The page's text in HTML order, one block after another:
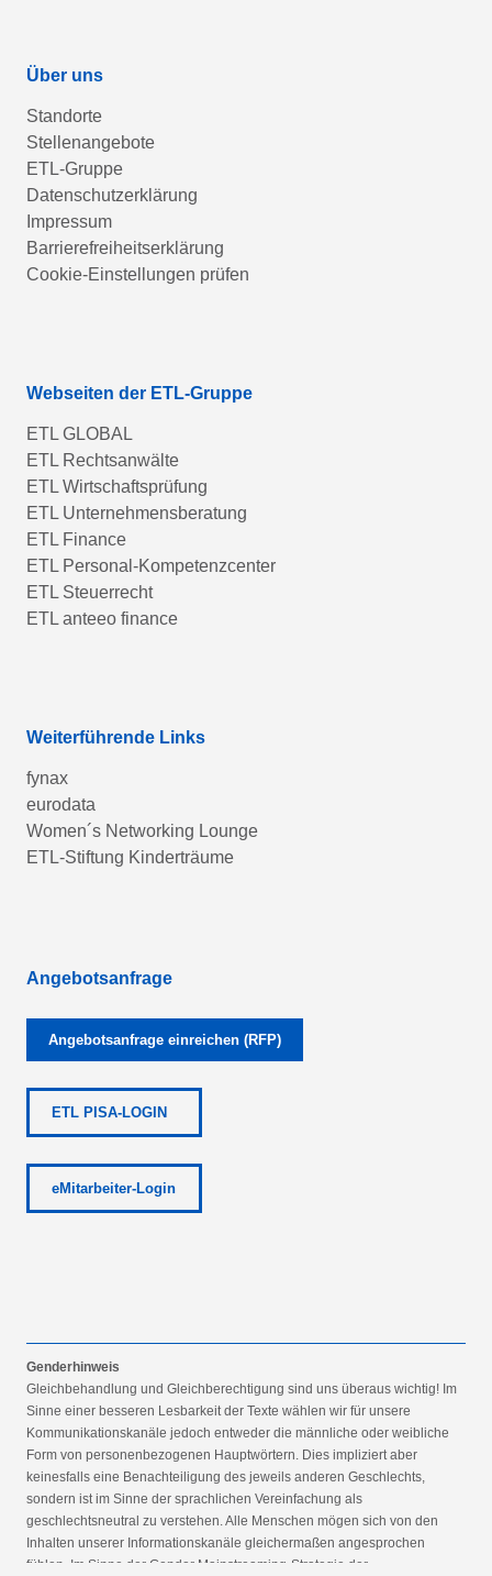
Über uns
Standorte
Stellenangebote
ETL-Gruppe
Datenschutzerklärung
Impressum
Barrierefreiheitserklärung
Cookie-Einstellungen prüfen
Webseiten der ETL-Gruppe
ETL GLOBAL
ETL Rechtsanwälte
ETL Wirtschaftsprüfung
ETL Unternehmensberatung
ETL Finance
ETL Personal-Kompetenzcenter
ETL Steuerrecht
ETL anteeo finance
Weiterführende Links
fynax
eurodata
Women´s Networking Lounge
ETL-Stiftung Kinderträume
Angebotsanfrage
Angebotsanfrage einreichen (RFP)
ETL PISA-LOGIN
eMitarbeiter-Login
Genderhinweis
Gleichbehandlung und Gleichberechtigung sind uns überaus wichtig! Im
Sinne einer besseren Lesbarkeit der Texte wählen wir für unsere
Kommunikationskanäle jedoch entweder die männliche oder weibliche
Form von personenbezogenen Hauptwörtern. Dies impliziert aber
keinesfalls eine Benachteiligung des jeweils anderen Geschlechts,
sondern ist im Sinne der sprachlichen Vereinfachung als
geschlechtsneutral zu verstehen. Alle Menschen mögen sich von den
Inhalten unserer Informationskanäle gleichermaßen angesprochen
fühlen. Im Sinne der Gender Mainstreaming-Strategie der